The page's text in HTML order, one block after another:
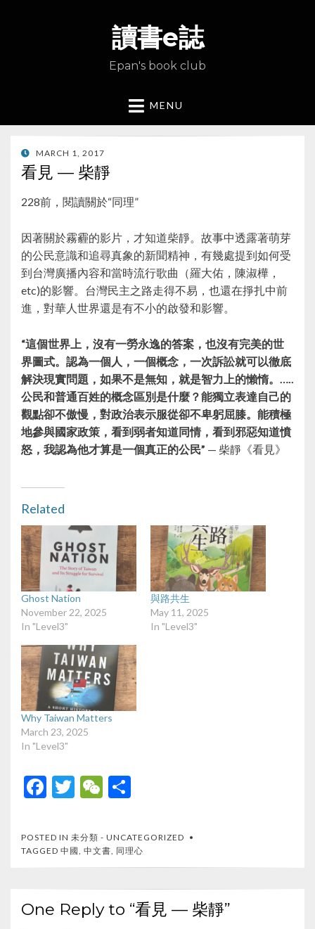
讀書e誌
Epan's book club
MENU
POSTED
ON
MARCH 1, 2017
看見 — 柴靜
228前，閱讀關於“同理”
因著關於霧霾的影片，才知道柴靜。故事中透露著萌芽
的公民意識和追尋真象的新聞精神，有幾處提到如何受
到台灣廣播內容和當時流行歌曲（羅大佑，陳淑樺，
etc)的影響。台灣民主之路走得不易，也還在掙扎中前
進，對華人世界還是有不小的啟發和影響。
“這個世界上，沒有一勞永逸的答案，也沒有完美的世
界圖式。認為一個人，一個概念，一次訴訟就可以徹底
解決現實問題，如果不是無知，就是智力上的懶惰。…..
公民和普通百姓的概念區別是什麼？能獨立表達自己的
觀點卻不傲慢，對政治表示服從卻不卑躬屈膝。能積極
地參與國家政策，看到弱者知道同情，看到邪惡知道憤
怒，我認為他才算是一個真正的公民” — 柴靜《看見》
Related
Ghost Nation
November 22, 2025
In "Level3"
與路共生
May 11, 2025
In "Level3"
Why Taiwan Matters
March 23, 2025
In "Level3"
F
e
b
o
k
T
itt
er
W
C
h
at
ar
e
POSTED IN 未分類 - UNCATEGORIZED
TAGGED 中國 中文書 同理心
One Reply to “看見 — 柴靜”